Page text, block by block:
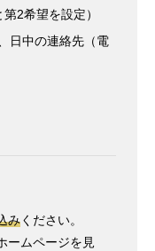
2希望を設定）
日中の連絡先（電
みください。
ームページを見